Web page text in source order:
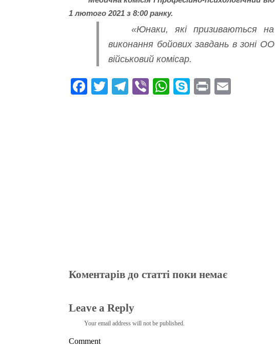
1 лютого 2021 з 8:00 ранку.
«Юнаки, які призиваються
виконання бойових завдань в зоні
військовий комісар.
Fa T
Te Vi
W
S
Pr
Коментарів до статті поки немає
Leave a Reply
Your email address will not be published.
Comment